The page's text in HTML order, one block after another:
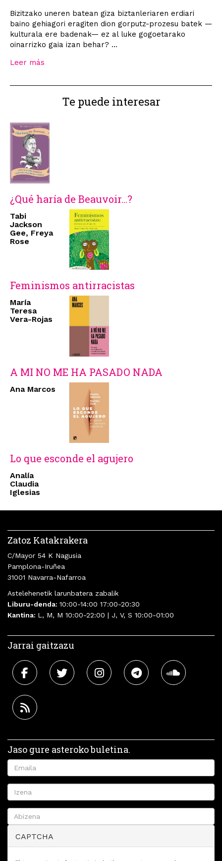
Bizitzako uneren batean giza biztanleriaren erdiari
baino gehiagori eragiten dion gorputz-prozesu batek —
kulturala ere badenak— ez al luke gogoetarako
oinarrizko gaia izan behar? ...
Leer más
Te puede interesar
¿Qué haría de Beauvoir...?
Tabi
Jackson
Gee, Freya
Rose
Feminismos antirracistas
María
Teresa
Vera-Rojas
A MI NO ME HA PASADO NADA
Ana Marcos
Lo que esconde el agujero
Analía
Claudia
Iglesias
Zatoz Katakrakera
C/Mayor 54 K Nagusia
Pamplona-Iruñea
31001 Navarra-Nafarroa
Astelehenetik larunbatera zabalik
Liburu-denda: 10:00-14:00 17:00-20:30
Kantina: L, M, M 10:00-22:00 | J, V, S 10:00-01:00
Jarrai gaitzazu
Jaso gure asteroko buletina.
CAPTCHA